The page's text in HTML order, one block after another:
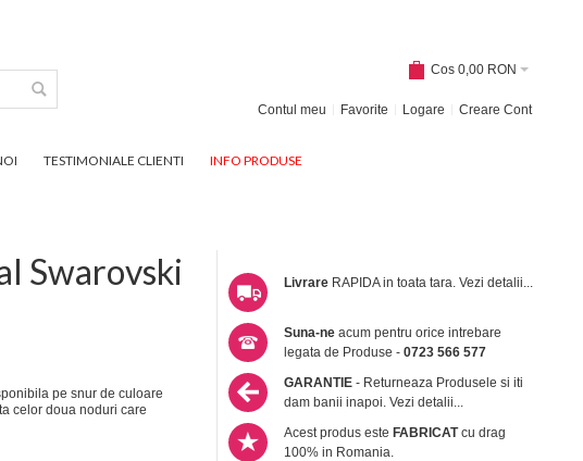
Cos 0,00 RON
Contul meu Favorite Logare Creare Cont
TESTIMONIALE CLIENTI INFO PRODUSE
Swarovski
pe snur de culoare
celor doua noduri care
Livrare RAPIDA in toata tara.Vezi detalii...
Suna-ne acum pentru orice intrebare
legata de Produse -0723 566 577
GARANTIE - Returneaza Produsele si iti
dam banii inapoi.Vezi detalii...
Acest produs esteFABRICATcu drag
100% in Romania.